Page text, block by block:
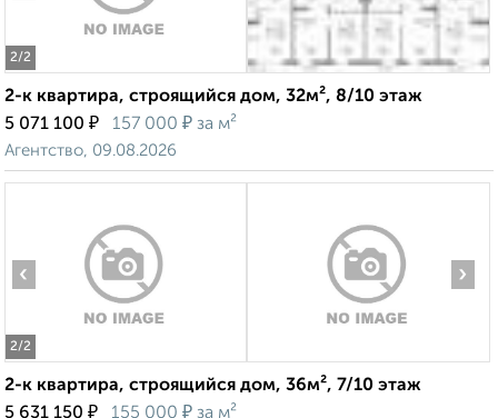
2/2
2-к квартира, строящийся дом, 32м², 8/10 этаж
5 071 100 ₽ 157 000 ₽ за м²
Агентство, 09.08.2026
2/2
‹ ›
2-к квартира, строящийся дом, 36м², 7/10 этаж
5 631 150 ₽ 155 000 ₽ за м²